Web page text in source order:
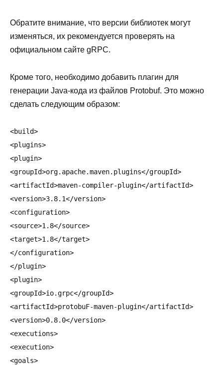
Обратите внимание, что версии библиотек могут
изменяться, их рекомендуется проверять на
официальном сайте gRPC.
Кроме того, необходимо добавить плагин для
генерации Java-кода из файлов Protobuf. Это можно
сделать следующим образом:
<build>
<plugins>
<plugin>
<groupId>org.apache.maven.plugins</groupId>
<artifactId>maven-compiler-plugin</artifactId>
<version>3.8.1</version>
<configuration>
<source>1.8</source>
<target>1.8</target>
</configuration>
</plugin>
<plugin>
<groupId>io.grpc</groupId>
<artifactId>protobuF-maven-plugin</artifactId>
<version>0.8.0</version>
<executions>
<execution>
<goals>